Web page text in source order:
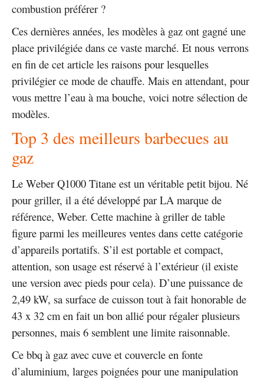
combustion préférer ?
Ces dernières années, les modèles à gaz ont gagné une
place privilégiée dans ce vaste marché. Et nous verrons
en fin de cet article les raisons pour lesquelles
privilégier ce mode de chauffe. Mais en attendant, pour
vous mettre l’eau à ma bouche, voici notre sélection de
modèles.
Top 3 des meilleurs barbecues au
gaz
Le Weber Q1000 Titane est un véritable petit bijou. Né
pour griller, il a été développé par LA marque de
référence, Weber. Cette machine à griller de table
figure parmi les meilleures ventes dans cette catégorie
d’appareils portatifs. S’il est portable et compact,
attention, son usage est réservé à l’extérieur (il existe
une version avec pieds pour cela). D’une puissance de
2,49 kW, sa surface de cuisson tout à fait honorable de
43 x 32 cm en fait un bon allié pour régaler plusieurs
personnes, mais 6 semblent une limite raisonnable.
Ce bbq à gaz avec cuve et couvercle en fonte
d’aluminium, larges poignées pour une manipulation